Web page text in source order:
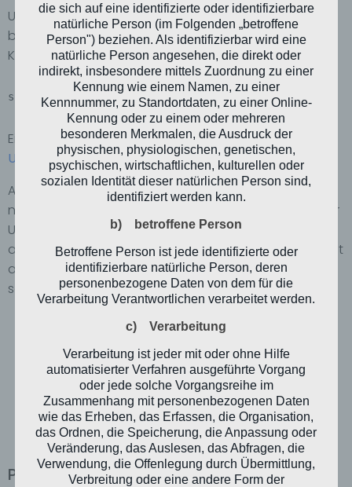
Um das Programm nutzen zu können wird dieADB
benötigt. Dieses Tool kann mit dem folgenden
Kommandozeilenbefehl nachinstalliert werden:
sudo apt-get install android-tools-adb
Eine genauere Beschreibung kann der Webseite
Ubuntuusersentnommen werden.
Außerdem kann SRLinker auch unter Linux im Moment
nur verwendet werden, wenn
per
USB-Kabel angeschlossen ist. Bei mehreren
angeschlossenen Devices kann momentan noch nicht
ausgewählt werden, mit welchem interagiert werden
soll.
Projekt unter Linux kompilieren
die sich auf eine identifizierte oder identifizierbare
natürliche Person (im Folgenden „betroffene
Person") beziehen. Als identifizierbar wird eine
natürliche Person angesehen, die direkt oder
indirekt, insbesondere mittels Zuordnung zu einer
Kennung wie einem Namen, zu einer
Kennnummer, zu Standortdaten, zu einer Online-
Kennung oder zu einem oder mehreren
besonderen Merkmalen, die Ausdruck der
physischen, physiologischen, genetischen,
psychischen, wirtschaftlichen, kulturellen oder
sozialen Identität dieser natürlichen Person sind,
identifiziert werden kann.
b) betroffene Person
Betroffene Person ist jede identifizierte oder
identifizierbare natürliche Person, deren
personenbezogene Daten von dem für die
Verarbeitung Verantwortlichen verarbeitet werden.
c) Verarbeitung
Verarbeitung ist jeder mit oder ohne Hilfe
automatisierter Verfahren ausgeführte Vorgang
oder jede solche Vorgangsreihe im
Zusammenhang mit personenbezogenen Daten
wie das Erheben, das Erfassen, die Organisation,
das Ordnen, die Speicherung, die Anpassung oder
Veränderung, das Auslesen, das Abfragen, die
Verwendung, die Offenlegung durch Übermittlung,
Verbreitung oder eine andere Form der